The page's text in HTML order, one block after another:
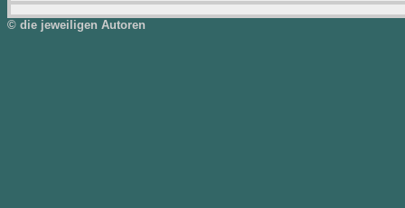
© die jeweiligen Autoren